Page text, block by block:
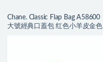
Chane. Classic Flap Bag A58600
大號經典口蓋包 红色小羊皮金色